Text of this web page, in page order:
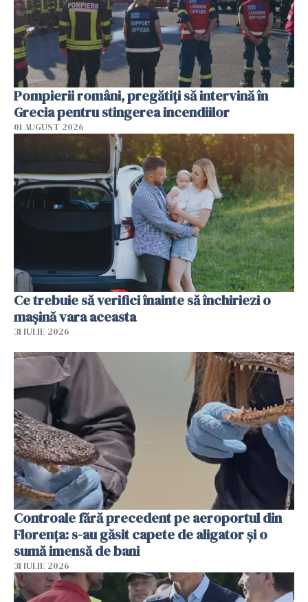
Pompierii români, pregătiţi să intervină în
Grecia pentru stingerea incendiilor
01 AUGUST 2026
Ce trebuie să verifici înainte să închiriezi o
mașină vara aceasta
31 IULIE 2026
Controale fără precedent pe aeroportul din
Florența: s-au găsit capete de aligator și o
sumă imensă de bani
31 IULIE 2026